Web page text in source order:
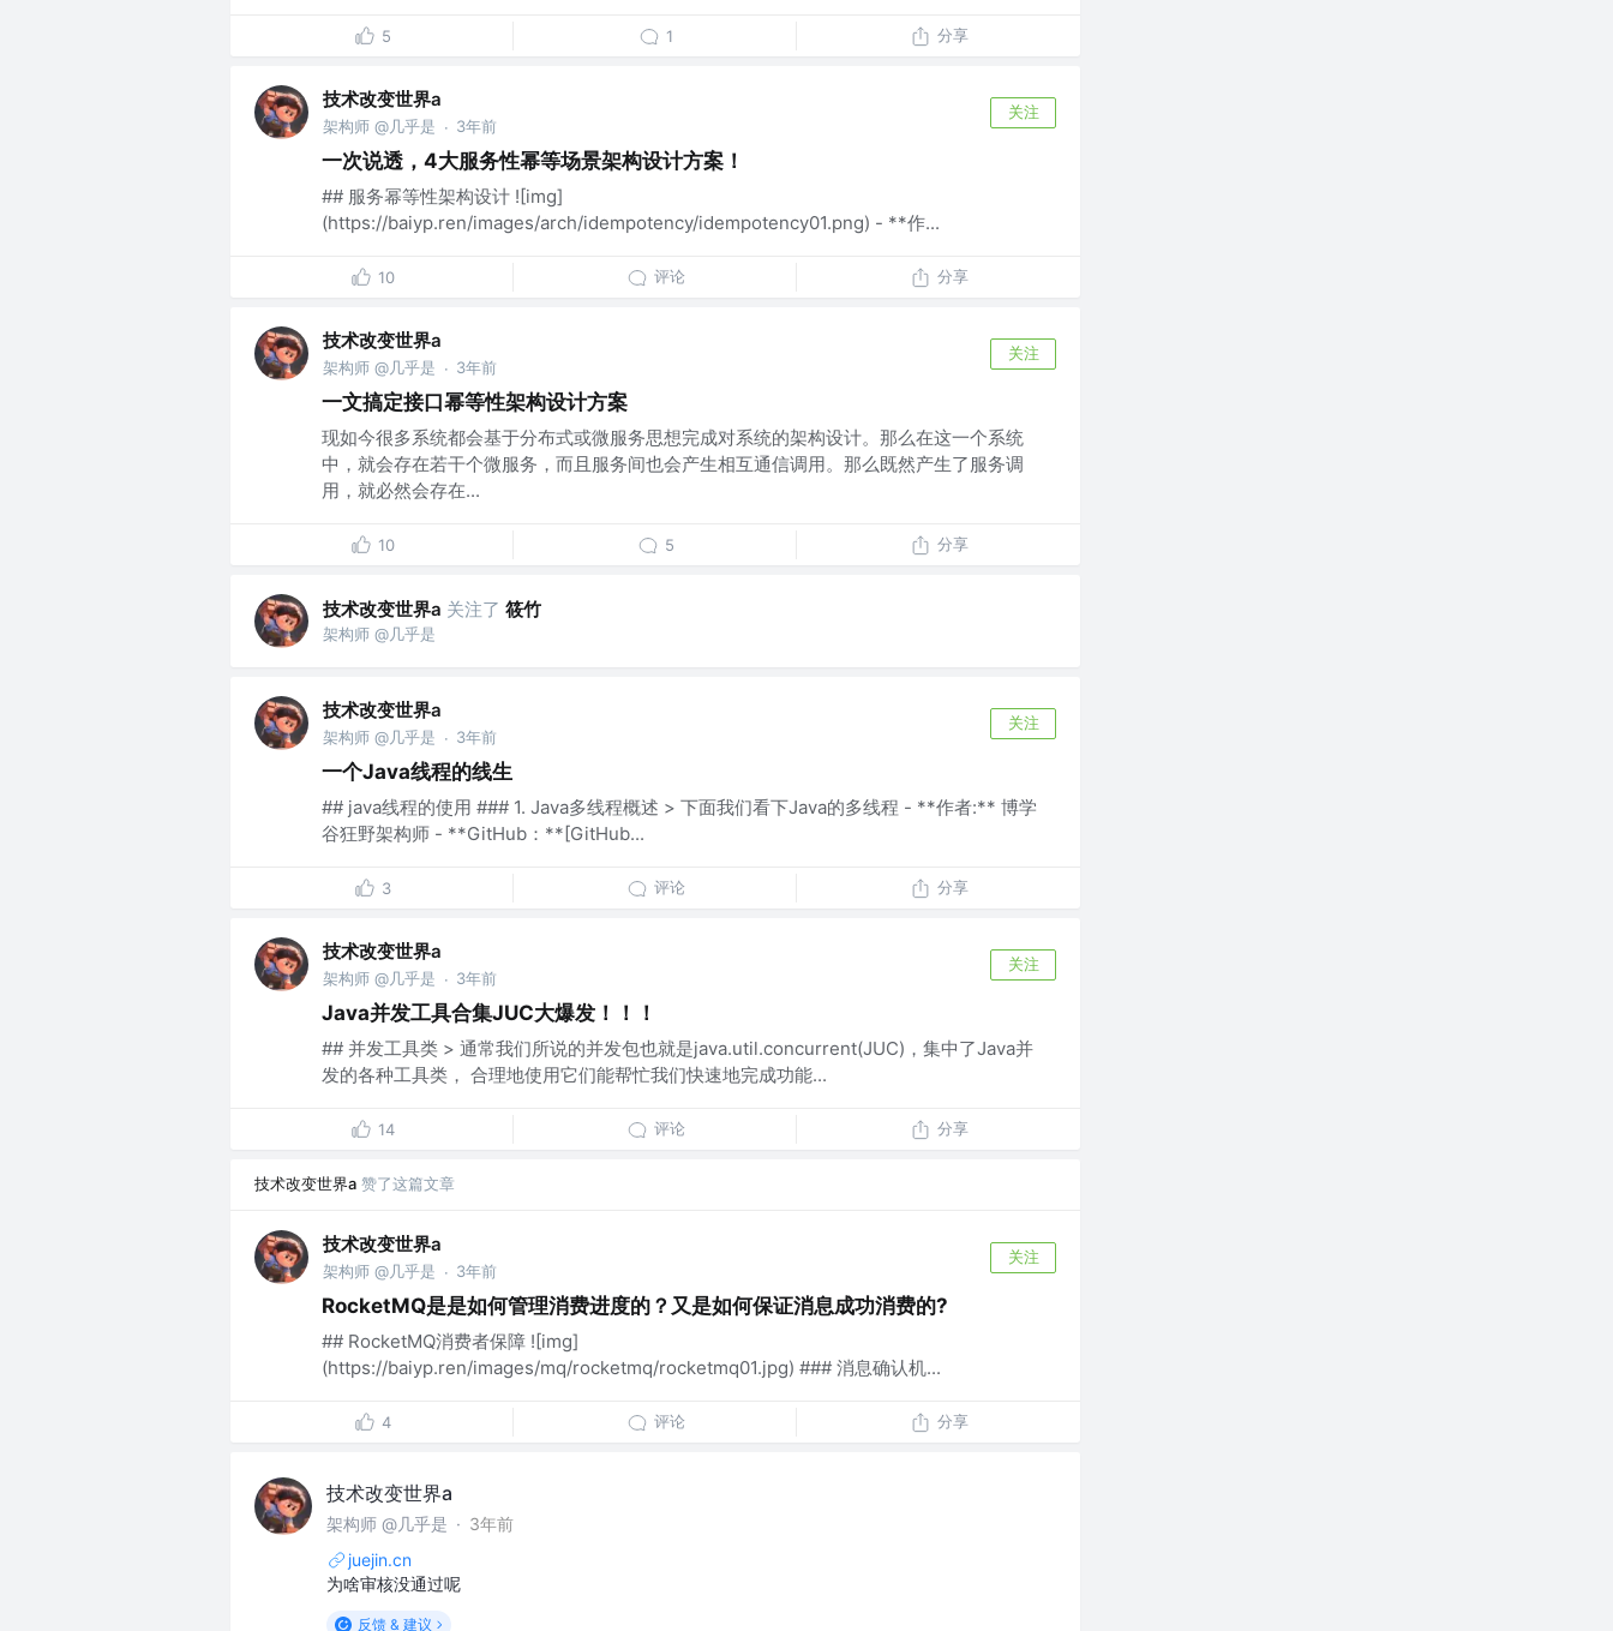
5 1 分享
技术改变世界a
架构师 @几乎是 · 3年前
关注
一次说透，4大服务性幂等场景架构设计方案！
## 服务幂等性架构设计 ![img]
(https://baiyp.ren/images/arch/idempotency/idempotency01.png) - **作...
10 评论 分享
技术改变世界a
架构师 @几乎是 · 3年前
关注
一文搞定接口幂等性架构设计方案
现如今很多系统都会基于分布式或微服务思想完成对系统的架构设计。那么在这一个系统
中，就会存在若干个微服务，而且服务间也会产生相互通信调用。那么既然产生了服务调
用，就必然会存在...
10 5 分享
技术改变世界a 关注了 筱竹
架构师 @几乎是
技术改变世界a
架构师 @几乎是 · 3年前
关注
一个Java线程的线生
## java线程的使用 ### 1. Java多线程概述 > 下面我们看下Java的多线程 - **作者:** 博学
谷狂野架构师 - **GitHub：**[GitHub...
3 评论 分享
技术改变世界a
架构师 @几乎是 · 3年前
关注
Java并发工具合集JUC大爆发！！！
## 并发工具类 > 通常我们所说的并发包也就是java.util.concurrent(JUC)，集中了Java并
发的各种工具类， 合理地使用它们能帮忙我们快速地完成功能...
14 评论 分享
技术改变世界a 赞了这篇文章
技术改变世界a
架构师 @几乎是 · 3年前
关注
RocketMQ是是如何管理消费进度的？又是如何保证消息成功消费的?
## RocketMQ消费者保障 ![img]
(https://baiyp.ren/images/mq/rocketmq/rocketmq01.jpg) ### 消息确认机...
4 评论 分享
技术改变世界a
架构师 @几乎是 · 3年前
juejin.cn
为啥审核没通过呢
反馈 & 建议